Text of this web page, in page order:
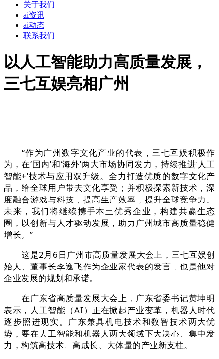
关于我们
ai资讯
ai动态
联系我们
以人工智能助力高质量发展，
三七互娱亮相广州
“作为广州数字文化产业的代表，三七互娱积极作
为，在‘国内’和‘海外’两大市场协同发力，持续推进‘人工
智能+’技术与应用双升级。全力打造优质的数字文化产
品，给全球用户带去文化享受；并积极探索新技术，深
度融合游戏与科技，提高生产效率，提升全球竞争力。
未来，我们将继续携手本土优秀企业，构建共赢生态
圈，以创新与人才驱动发展，助力广州城市高质量稳健
增长。”
这是2月6日广州市高质量发展大会上，三七互娱创
始人、董事长李逸飞作为企业家代表的发言，也是他对
企业发展的规划和承诺。
在广东省高质量发展大会上，广东省委书记黄坤明
表示，人工智能（AI）正在掀起产业变革，机器人时代
逐步照进现实。广东兼具机电技术和数智技术两大优
势，要在人工智能和机器人两大领域下大决心、集中发
力，构筑高技术、高成长、大体量的产业新支柱。